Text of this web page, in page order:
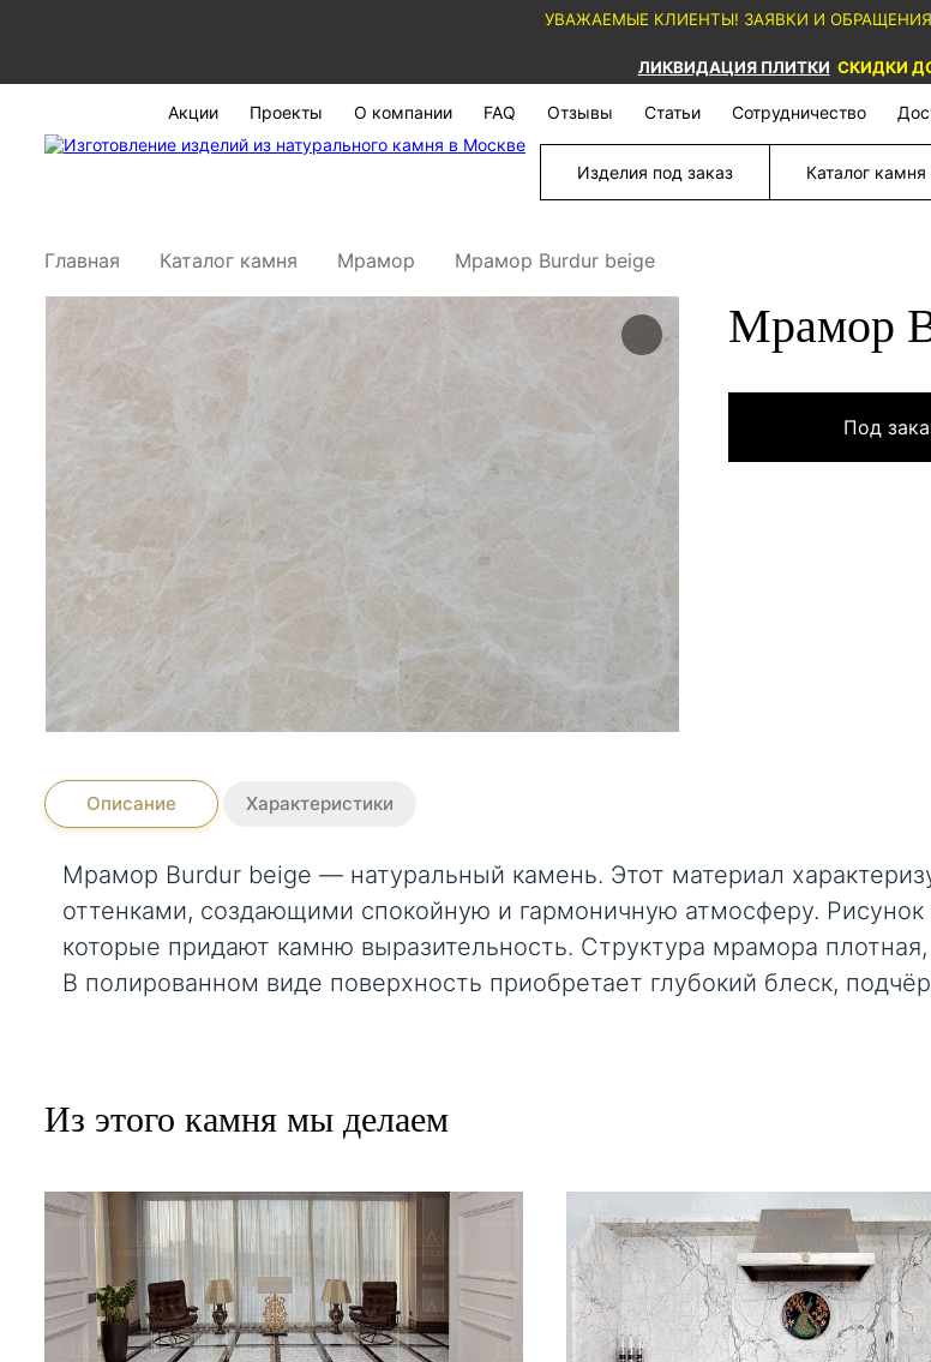
УВАЖАЕМЫЕ КЛИЕНТЫ! ЗАЯВКИ И
ЛИКВИДАЦИЯ ПЛИТКИ СКИДКИ
Акции Проекты О компании FAQ Отзывы Статьи Сотрудничество
Каталог камня
Изделия под заказ
Главная Каталог камня Мрамор Мрамор Burdur beige
Мрамор
Под
Описание Характеристики
Мрамор Burdur beige — натуральный камень. Этот материал
оттенками, создающими спокойную и гармоничную атмосферу.
которые придают камню выразительность. Структура мрамора
В полированном виде поверхность приобретает глубокий блеск,
Из этого камня мы делаем